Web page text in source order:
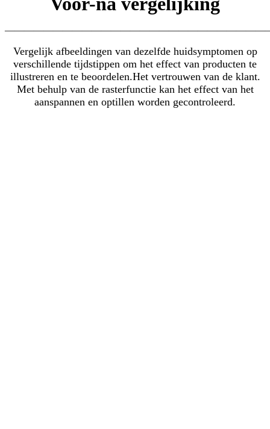
Vergelijk afbeeldingen van dezelfde huidsymptomen op
verschillende tijdstippen om het effect van producten te
illustreren en te beoordelen.Het vertrouwen van de klant.
Met behulp van de rasterfunctie kan het effect van het
aanspannen en optillen worden gecontroleerd.